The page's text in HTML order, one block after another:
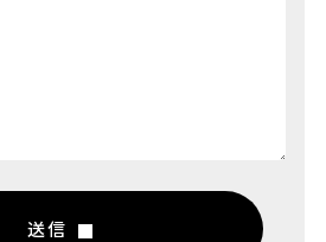
送信